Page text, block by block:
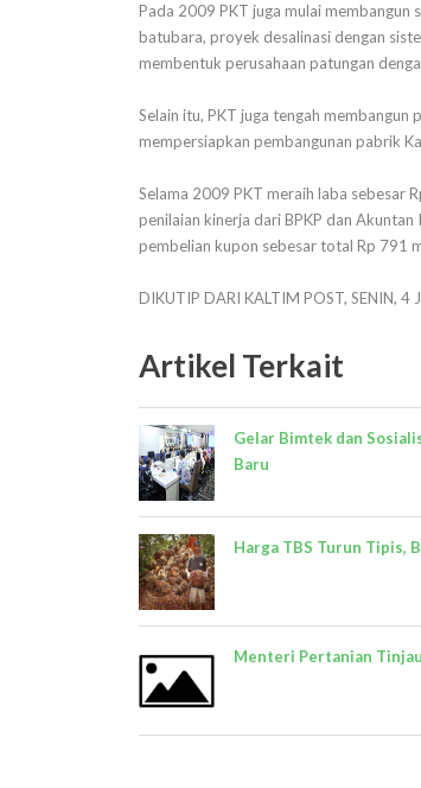
Pada 2009 PKT juga mulai
batubara, proyek desalinasi dengan
membentuk perusahaan patungan
Selain itu, PKT juga tengah
mempersiapkan pembangunan pabrik
Selama 2009 PKT meraih laba sebesar
penilaian kinerja dari BPKP dan
pembelian kupon sebesar total Rp 791
DIKUTIP DARI KALTIM POST, SENIN, 4
Artikel Terkait
Gelar Bimtek dan
Baru
Harga TBS Turun Tipis,
Menteri Pertanian